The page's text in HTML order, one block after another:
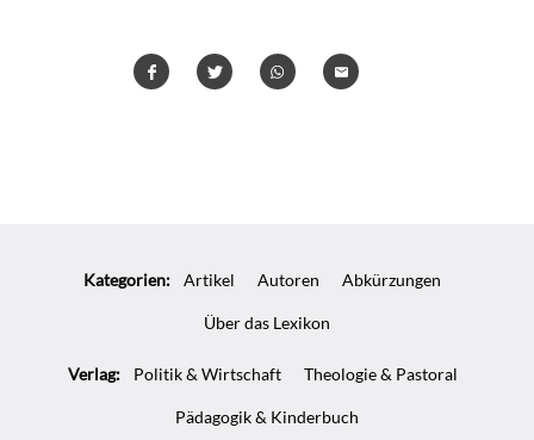
InfosKategorien: Artikel Autoren Abkürzungen
Über das Lexikon
Verlag: Politik & Wirtschaft Theologie & Pastoral
Pädagogik & Kinderbuch